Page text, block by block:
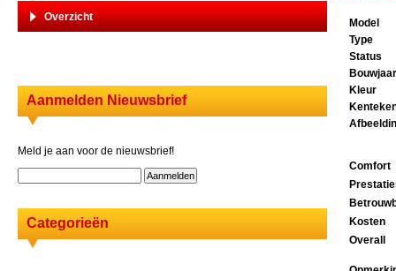
Overzicht
Aanmelden Nieuwsbrief
Meld je aan voor de nieuwsbrief!
Categorieën
Model
Type
Status
Bouwjaar
Kleur
Comfort
Kosten
Overall